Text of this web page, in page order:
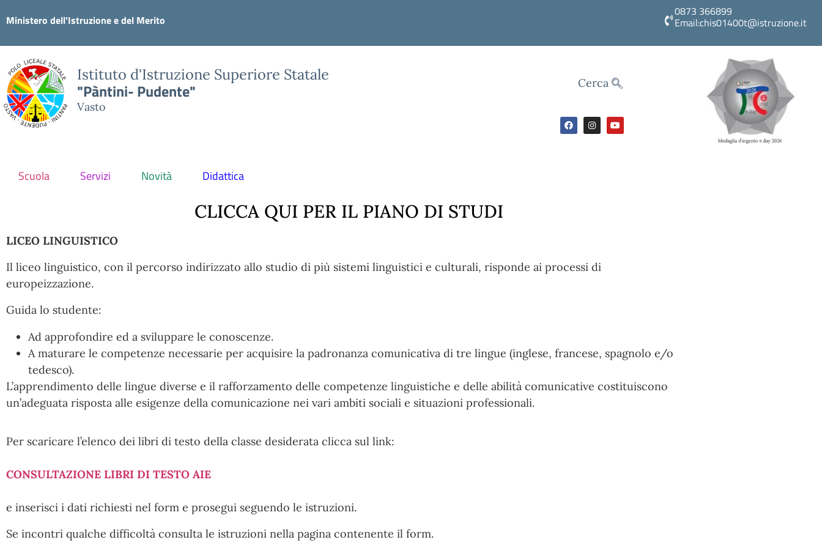
Ministero dell'Istruzione e del Merito
0873 366899
Email:chis01400t@istruzione.it
Istituto d'Istruzione Superiore Statale
"Pàntini- Pudente"
Vasto
Cerca
Scuola Servizi Novità Didattica
CLICCA QUI PER IL PIANO DI STUDI
LICEO LINGUISTICO
Il liceo linguistico, con il percorso indirizzato allo studio di più sistemi linguistici e culturali, risponde ai processi di
europeizzazione.
Guida lo studente:
Ad approfondire ed a sviluppare le conoscenze.
A maturare le competenze necessarie per acquisire la padronanza comunicativa di tre lingue (inglese, francese, spagnolo e/o
tedesco).
L’apprendimento delle lingue diverse e il rafforzamento delle competenze linguistiche e delle abilità comunicative costituiscono
un’adeguata risposta alle esigenze della comunicazione nei vari ambiti sociali e situazioni professionali.
Per scaricare l’elenco dei libri di testo della classe desiderata clicca sul link:
CONSULTAZIONE LIBRI DI TESTO AIE
e inserisci i dati richiesti nel form e prosegui seguendo le istruzioni.
Se incontri qualche difficoltà consulta le istruzioni nella pagina contenente il form.